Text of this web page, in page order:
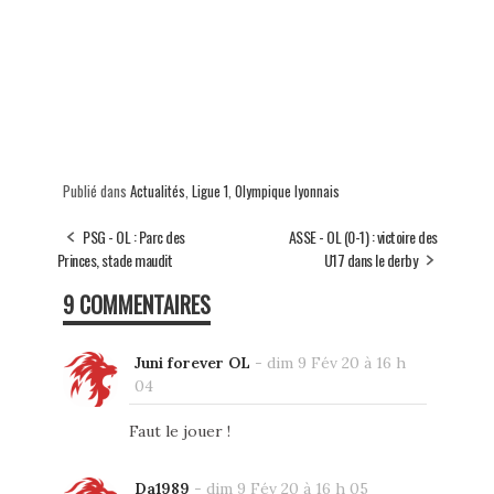
Publié dans Actualités, Ligue 1, Olympique lyonnais
PSG - OL : Parc des
Princes, stade maudit
ASSE - OL (0-1) : victoire des
U17 dans le derby
9 COMMENTAIRES
Juni forever OL - dim 9 Fév 20 à 16 h
04
Faut le jouer !
Da1989 - dim 9 Fév 20 à 16 h 05